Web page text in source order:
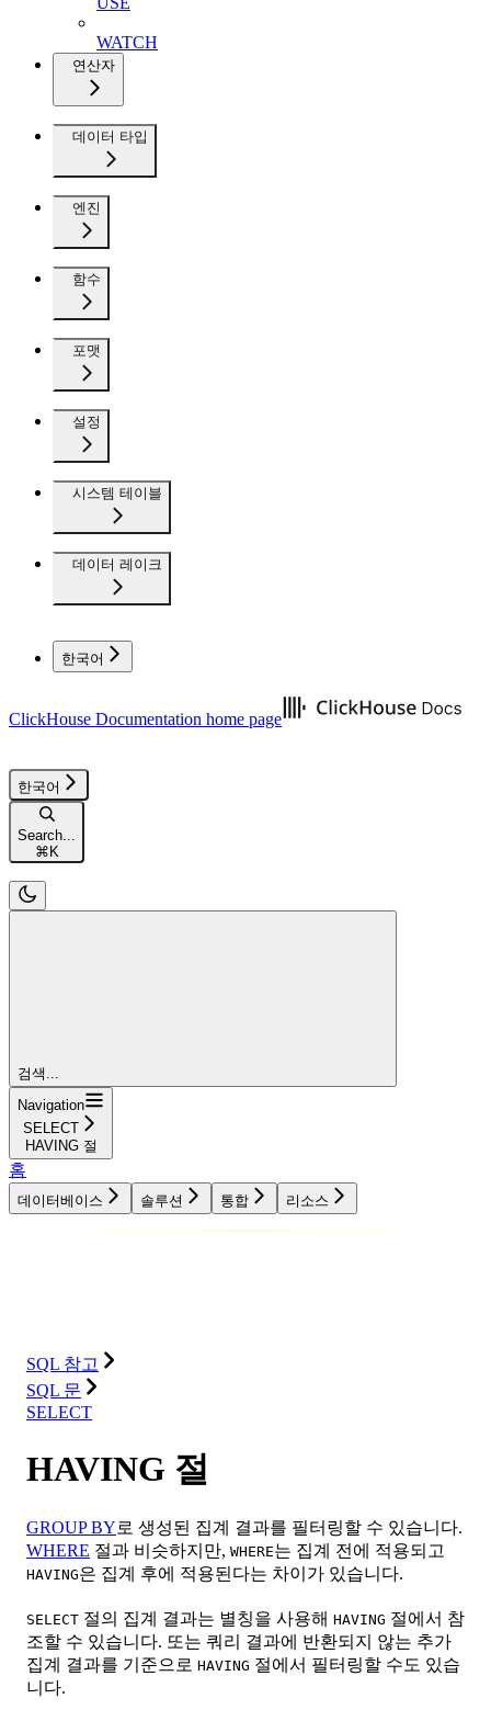
WATCH
연산자
데이터 타입
엔진
함수
포맷
설정
시스템 테이블
데이터 레이크
한국어
ClickHouse Documentation home page
한국어
Search...
⌘K
검색...
Navigation
SELECT
HAVING 절
홈
데이터베이스 솔루션 통합 리소스
SQL 참고
SQL 문
SELECT
HAVING 절
GROUP BY로 생성된 집계 결과를 필터링할 수 있습니다.
WHERE 절과 비슷하지만, WHERE는 집계 전에 적용되고
HAVING은 집계 후에 적용된다는 차이가 있습니다.
SELECT 절의 집계 결과는 별칭을 사용해 HAVING 절에서 참
조할 수 있습니다. 또는 쿼리 결과에 반환되지 않는 추가
집계 결과를 기준으로 HAVING 절에서 필터링할 수도 있습
니다.